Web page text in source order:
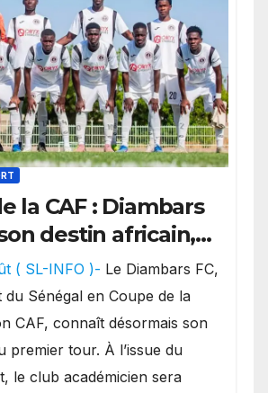
la CAF : Diambars
destin africain,
sera son premier
( SL-INFO )- Le Diambars FC,
Sénégal en Coupe de la
CAF, connaît désormais son
premier tour. À l’issue du
le club académicien sera